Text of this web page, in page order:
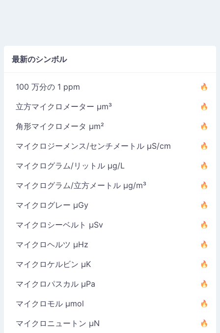
最新のシンボル
100 万分の 1 ppm
立方マイクロメーター µm³
角形マイクロメータ µm²
マイクロジーメンス/センチメートル µS/cm
マイクログラム/リットル µg/L
マイクログラム/立方メートル µg/m³
マイクログレー µGy
マイクロシーベルト µSv
マイクロヘルツ µHz
マイクロケルビン µK
マイクロパスカル µPa
マイクロモル µmol
マイクロニュートン µN